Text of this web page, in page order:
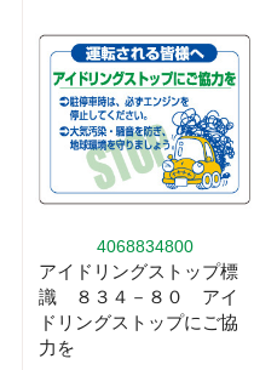
4068834800
アイドリングストップ標
識 ８３４－８０ アイ
ドリングストップにご協
力を